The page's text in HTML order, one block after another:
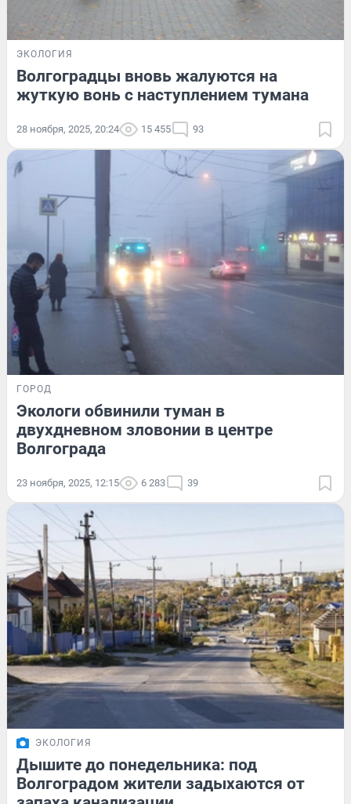
ЭКОЛОГИЯ
Волгоградцы вновь жалуются на
жуткую вонь с наступлением тумана
28 ноября, 2025, 20:24 15 455 93
ГОРОД
Экологи обвинили туман в
двухдневном зловонии в центре
Волгограда
23 ноября, 2025, 12:15 6 283 39
ЭКОЛОГИЯ
Дышите до понедельника: под
Волгоградом жители задыхаются от